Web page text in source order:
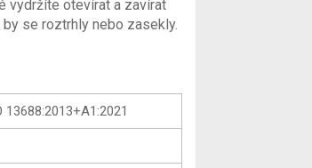
vydržíte otevírat a zavírat
se roztrhly nebo zasekly.
13688:2013+A1:2021